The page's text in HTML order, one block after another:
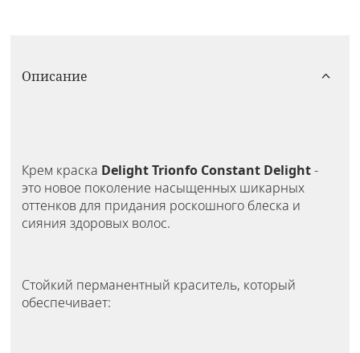
Описание
Крем краска Delight Trionfo Constant Delight-
это новое поколение насыщенных шикарных
оттенков для придания роскошного блеска и
сияния здоровых волос.
Стойкий перманентный краситель, который
обеспечивает: